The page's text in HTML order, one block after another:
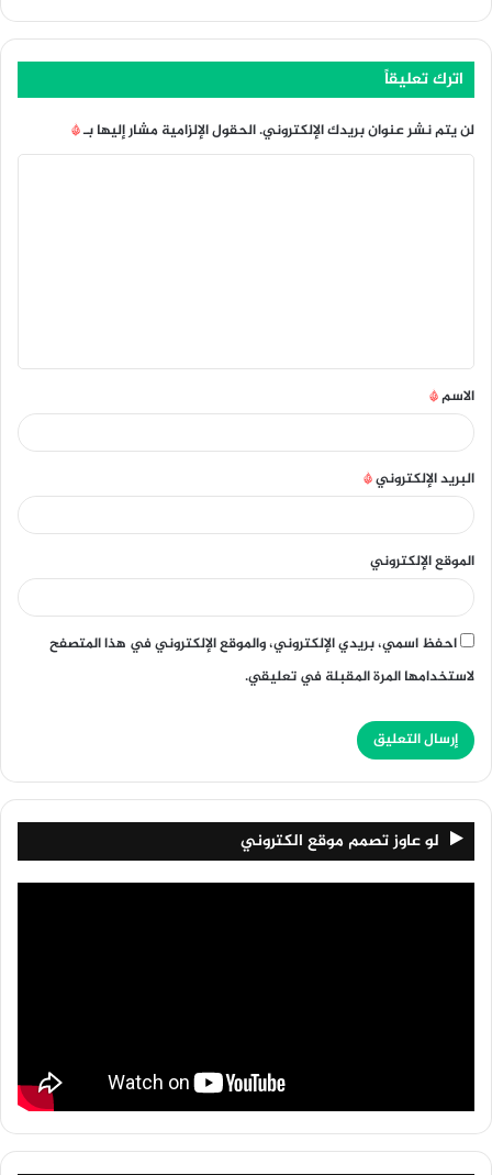
اترك تعليقاً
لن يتم نشر عنوان بريدك الإلكتروني.الحقول الإلزامية مشار إليها بـ*
ق
*
الاسم*
البريد الإلكتروني*
الموقع الإلكتروني
احفظ اسمي، بريدي الإلكتروني، والموقع الإلكتروني في هذا المتصفح
لاستخدامها المرة المقبلة في تعليقي.
لو عاوز تصمم موقع الكتروني